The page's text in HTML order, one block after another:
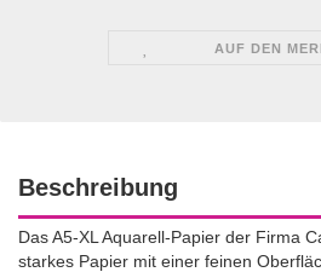
AUF DEN
Beschreibung
Das A5-XL Aquarell-Papier der Firma
starkes Papier mit einer feinen